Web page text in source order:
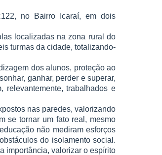
no Bairro Icaraí, em dois
localizadas na zona rural do
turmas da cidade, totalizando-
dos alunos, proteção ao
ganhar, perder e superar,
relevantemente, trabalhados e
nas paredes, valorizando
se tornar um fato real, mesmo
não mediram esforços
do isolamento social.
importância, valorizar o espírito